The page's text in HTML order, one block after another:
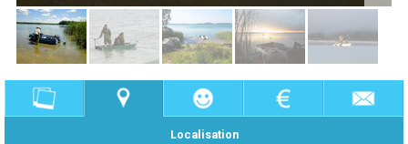
Localisation